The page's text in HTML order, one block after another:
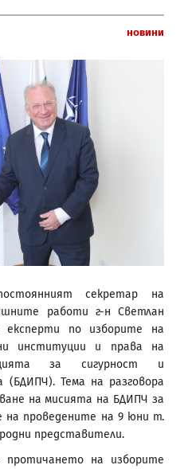
Новини
секретар на
работи г-н Светлан
по изборите на
институции и права на
за сигурност и
(БДИПЧ). Тема на разговора
на мисията на БДИПЧ за
на проведените на 9 юни т.
представители.
на изборите